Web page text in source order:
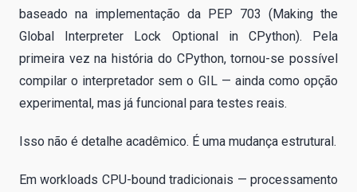
baseado na implementação da PEP 703 (Making the
Global Interpreter Lock Optional in CPython). Pela
primeira vez na história do CPython, tornou-se possível
compilar o interpretador sem o GIL — ainda como opção
experimental, mas já funcional para testes reais.
Isso não é detalhe acadêmico. É uma mudança estrutural.
Em workloads CPU-bound tradicionais — processamento